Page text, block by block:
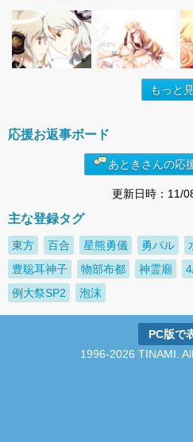
もっと
応援お返事ボード
あときさんの応
更新日時：11/
主な登録タグ
東方 百合 星熊勇儀 勇パル
豊聡耳神子
物部布都 神霊廟
例大祭SP2
泡沫
PC版で
1996-2026 TINAMI.